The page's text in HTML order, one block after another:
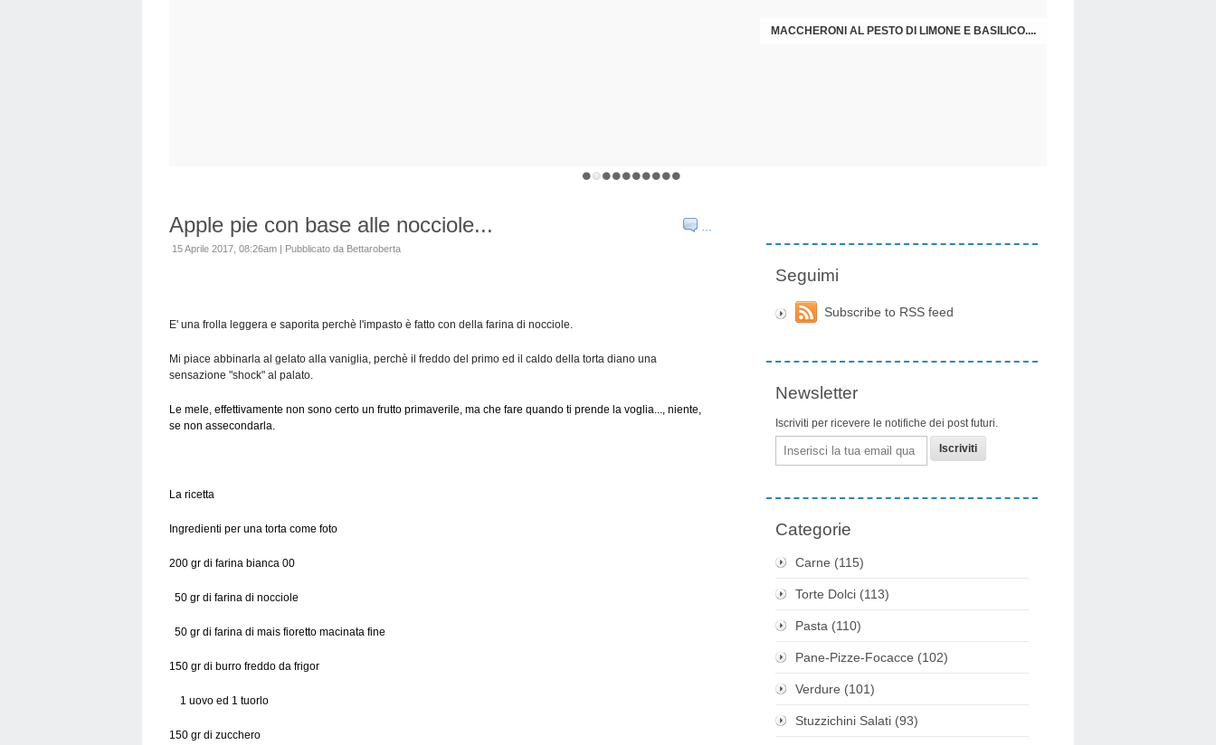
MACCHERONI AL PESTO DI LIMONE E BASILICO....
RAVIOLI VERDI AL SAPORE DI LIMONE .....
…
Apple pie con base alle nocciole...
15 Aprile 2017, 08:26am | Pubblicato da Bettaroberta
E' una frolla leggera e saporita perchè l'impasto è fatto con della farina di nocciole.
Mi piace abbinarla al gelato alla vaniglia, perchè il freddo del primo ed il caldo della torta diano una
sensazione "shock" al palato.
Le mele, effettivamente non sono certo un frutto primaverile, ma che fare quando ti prende la voglia..., niente,
se non assecondarla.
La ricetta
Ingredienti per una torta come foto
200 gr di farina bianca 00
50 gr di farina di nocciole
50 gr di farina di mais fioretto macinata fine
150 gr di burro freddo da frigor
1 uovo ed 1 tuorlo
150 gr di zucchero
Seguimi
Subscribe to RSS feed
Newsletter
Iscriviti per ricevere le notifiche dei post futuri.
Email
Categorie
Carne (115)
Torte Dolci (113)
Pasta (110)
Pane-Pizze-Focacce (102)
Verdure (101)
Stuzzichini Salati (93)